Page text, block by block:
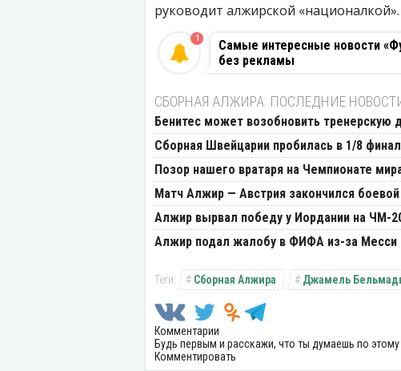
руководит алжирской «националкой».
Самые интересные новости
без рекламы
1
СБОРНАЯ АЛЖИРА: ПОСЛЕДНИЕ
Бенитес может возобновить тренерскую
Сборная Швейцарии пробилась в 1/8
Позор нашего вратаря на Чемпионате
Матч Алжир — Австрия закончился
Алжир вырвал победу у Иордании на ЧМ-
Алжир подал жалобу в ФИФА из-за Месси
Сборная Алжира Джамель
Комментарии
Будь первым и расскажи, что ты думаешь по этому
Комментировать